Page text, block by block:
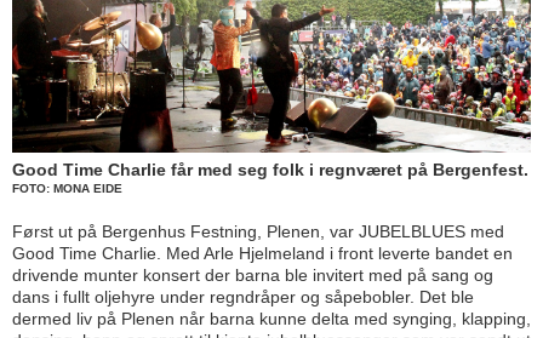
Good Time Charlie får med seg folk i regnværet på Bergenfest.
FOTO: MONA EIDE
Først ut på Bergenhus Festning, Plenen, var JUBELBLUES med
Good Time Charlie. Med Arle Hjelmeland i front leverte bandet en
drivende munter konsert der barna ble invitert med på sang og
dans i fullt oljehyre under regndråper og såpebobler. Det ble
dermed liv på Plenen når barna kunne delta med synging, klapping,